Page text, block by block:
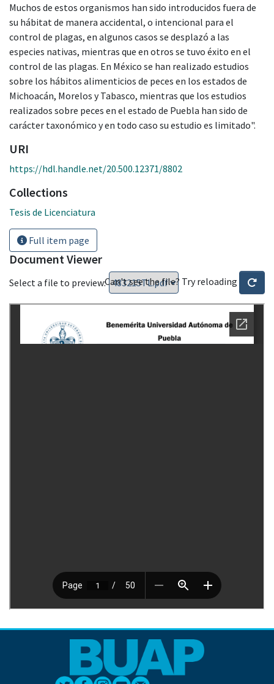
Muchos de estos organismos han sido introducidos fuera de
su hábitat de manera accidental, o intencional para el
control de plagas, en algunos casos se desplazó a las
especies nativas, mientras que en otros se tuvo éxito en el
control de las plagas. En México se han realizado estudios
sobre los hábitos alimenticios de peces en los estados de
Michoacán, Morelos y Tabasco, mientras que los estudios
realizados sobre peces en el estado de Puebla han sido de
carácter taxonómico y en todo caso su estudio es limitado".
URI
https://hdl.handle.net/20.500.12371/8802
Collections
Tesis de Licenciatura
Full item page
Document Viewer
Select a file to preview:Can't see the file? Try reloading